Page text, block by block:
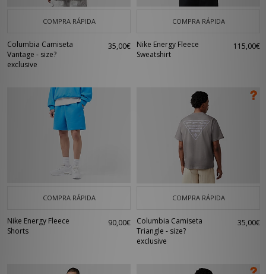
COMPRA RÁPIDA
Columbia Camiseta
Vantage - size?
exclusive
35,00€
COMPRA RÁPIDA
Nike Energy Fleece
Sweatshirt
115,00€
COMPRA RÁPIDA
Nike Energy Fleece
Shorts
90,00€
COMPRA RÁPIDA
Columbia Camiseta
Triangle - size?
exclusive
35,00€